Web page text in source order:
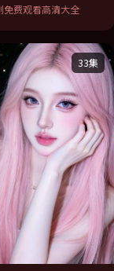
免费观看高清大全
33集